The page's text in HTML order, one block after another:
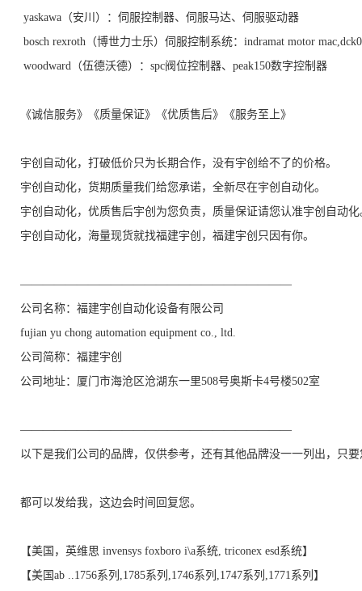
yaskawa（安川）：伺服控制器、伺服马达、伺服驱动器
bosch rexroth（博世力士乐）伺服控制系统：indramat motor
woodward（伍德沃德）：spc阀位控制器、peak150数字控制器
《诚信服务》《质量保证》《优质售后》《服务至上》
宇创自动化，打破低价只为长期合作，没有宇创给不了的价格。
宇创自动化，货期质量我们给您承诺，全新尽在宇创自动化。
宇创自动化，优质售后宇创为您负责，质量保证请您认准宇创自动化
宇创自动化，海量现货就找福建宇创，福建宇创只因有你。
————————————————————————
公司名称：福建宇创自动化设备有限公司
fujian yu chong automation equipment co., ltd.
公司简称：福建宇创
公司地址：厦门市海沧区沧湖东一里508号奥斯卡4号楼502室
————————————————————————
以下是我们公司的品牌，仅供参考，还有其他品牌没一一列出，只
都可以发给我，这边会时间回复您。
【美国，英维思 invensys foxboro i\a系统, triconex esd系统】
【美国ab ..1756系列,1785系列,1746系列,1747系列,1771系列】